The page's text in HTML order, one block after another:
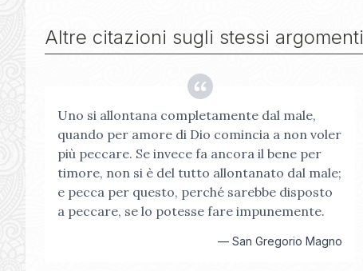
Altre citazioni sugli stessi argomenti
Uno si allontana completamente dal male,
quando per amore di Dio comincia a non voler
più peccare. Se invece fa ancora il bene per
timore, non si è del tutto allontanato dal male;
e pecca per questo, perché sarebbe disposto
a peccare, se lo potesse fare impunemente.
—San Gregorio Magno